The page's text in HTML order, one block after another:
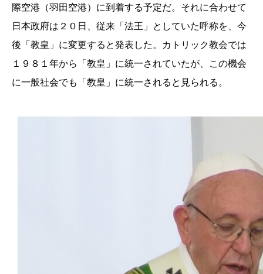
際空港（羽田空港）に到着する予定だ。それに合わせて
日本政府は２０日、従来「法王」としていた呼称を、今
後「教皇」に変更すると発表した。カトリック教会では
１９８１年から「教皇」に統一されていたが、この機会
に一般社会でも「教皇」に統一されると見られる。